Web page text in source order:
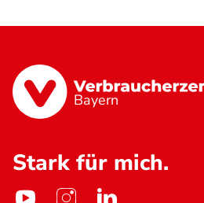
Bayern
Stark für mich.